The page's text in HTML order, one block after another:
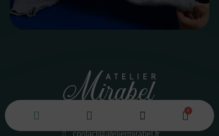
04 65 84 43 48
contact@ateliermirabel.fr